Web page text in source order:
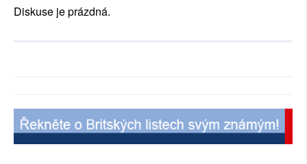
Diskuse je prázdná.